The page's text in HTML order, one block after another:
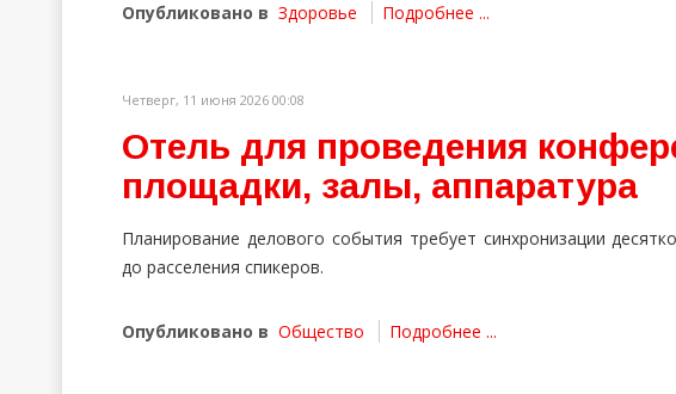
Опубликовано в Здоровье Подробнее ...
Четверг, 11 июня 2026 00:08
Отель для проведения
площадки, залы, аппаратура
Планирование делового события требует синхронизации
до расселения спикеров.
Опубликовано в Общество Подробнее ...